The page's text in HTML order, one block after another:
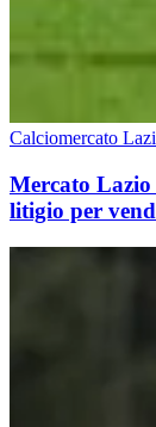
Calciomercato
Mercato
litigio per